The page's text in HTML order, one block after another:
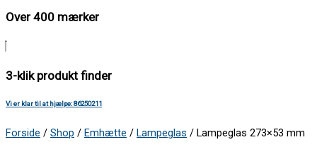
Over 400 mærker
3-klik produkt finder
Vi er klar til at hjælpe: 86250211
Forside / Shop / Emhætte / Lampeglas / Lampeglas 273×53 mm